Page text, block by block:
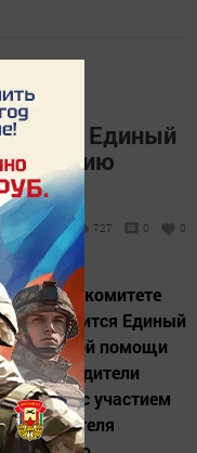
Единый
727 0 0
комитете
состоится Единый
правовой помощи
родители
с участием
заместителя